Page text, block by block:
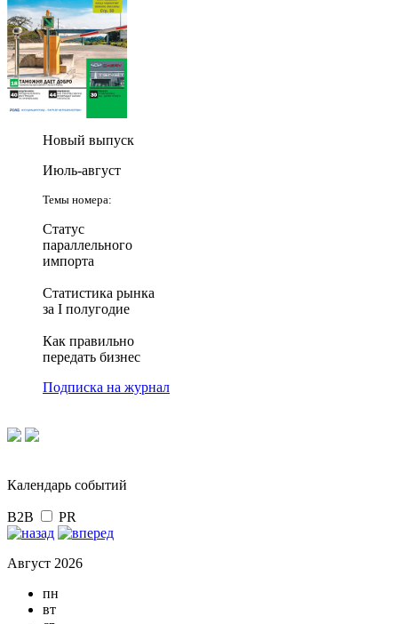
Новый выпуск
Июль-август
Темы номера:
Статус
параллельного
импорта
Статистика рынка
за I полугодие
Как правильно
передать бизнес
Подписка на журнал
Календарь событий
B2B PR
Август 2026
пн
вт